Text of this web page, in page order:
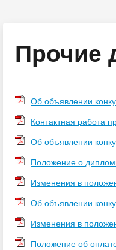
Прочие
Об объявлении
Контактная работа
Об объявлении
Положение о
Изменения в
Об объявлении
Изменения в
Положение об